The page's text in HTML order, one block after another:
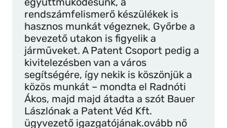
rendszámfelismerő készülékek is
hasznos munkát végeznek, Győrbe a
bevezető utakon is figyelik a
járműveket. A Patent Csoport pedig a
kivitelezésben van a város
segítségére, így nekik is köszönjük a
közös munkát – mondta el Radnóti
Ákos, majd majd átadta a szót Bauer
Lászlónak a Patent Véd Kft.
ügyvezető igazgatójának.ovább nő